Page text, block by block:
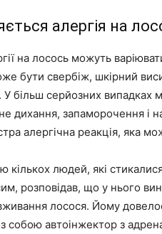
алергія на
на лосось можуть
бути свербіж, шкірний
більш серйозних випадках
дихання, запаморочення і
алергічна реакція, яка
кількох людей, які
розповідав, що у нього
лосося. Йому
собою автоінжектор з